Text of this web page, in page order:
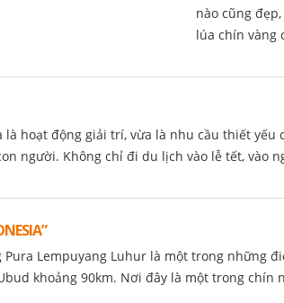
nào cũng
lúa chín vàng
là hoạt động giải trí, vừa là nhu cầu thiết
người. Không chỉ đi du lịch vào lễ tết, vào
Pura Lempuyang Luhur là một trong những
khoảng 90km. Nơi đây là một trong